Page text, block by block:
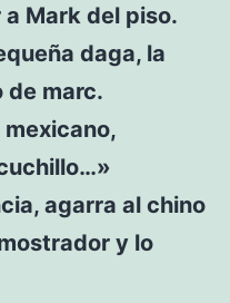
Mark del piso.
daga, la
de marc.
agarra al chino
y lo